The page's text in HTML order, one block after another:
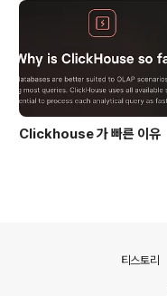
Clickhouse 가 빠른 이유
티스토리